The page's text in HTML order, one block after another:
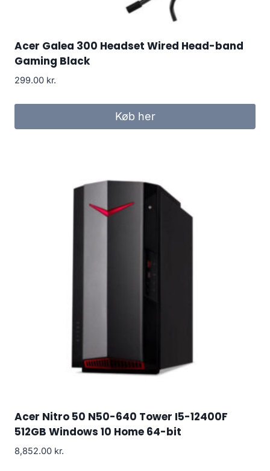
Acer Galea 300 Headset Wired Head-band
Gaming Black
299.00 kr.
Køb her
Acer Nitro 50 N50-640 Tower I5-12400F
512GB Windows 10 Home 64-bit
8,852.00 kr.